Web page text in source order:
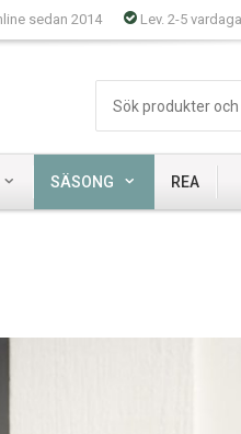
sedan 2014 Lev. 2-5
SÄSONG REA